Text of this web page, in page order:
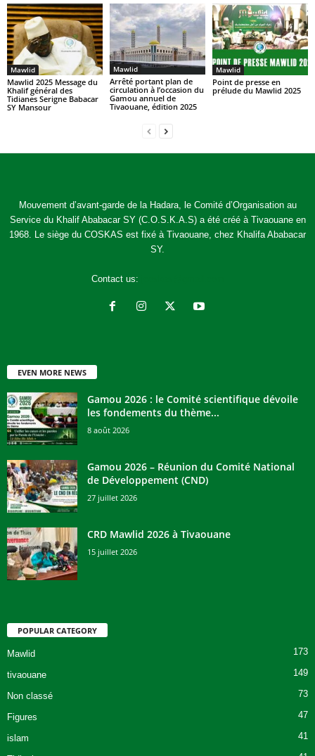
Mawlid
Mawlid 2025 Message du
Khalif général des
Tidianes Serigne Babacar
SY Mansour
Mawlid
Arrêté portant plan de
circulation à l’occasion du
Gamou annuel de
Tivaouane, édition 2025
Mawlid
Point de presse en
prélude du Mawlid 2025
Mouvement d’avant-garde de la Hadara, le Comité d’Organisation au
Service du Khalif Ababacar SY (C.O.S.K.A.S) a été créé à Tivaouane en
1968. Le siège du COSKAS est fixé à Tivaouane, chez Khalifa Ababacar
SY.
Contact us:
EVEN MORE NEWS
Gamou 2026 : le Comité scientifique dévoile
les fondements du thème...
8 août 2026
Gamou 2026 – Réunion du Comité National
de Développement (CND)
27 juillet 2026
CRD Mawlid 2026 à Tivaouane
15 juillet 2026
POPULAR CATEGORY
Mawlid 173
tivaouane 149
Non classé 73
Figures 47
islam 41